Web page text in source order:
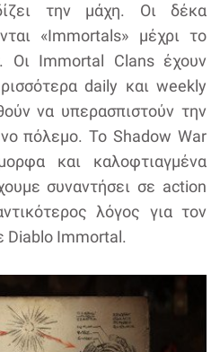
την μάχη. Οι δέκα
«Immortals» μέχρι το
Οι Immortal Clans έχουν
daily και weekly
να υπερασπιστούν την
πόλεμο. Το Shadow War
και καλοφτιαγμένα
συναντήσει σε action
λόγος για τον
Diablo Immortal.